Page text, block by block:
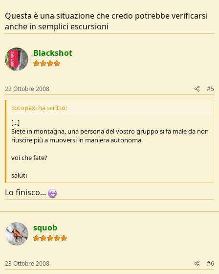
Questa è una situazione che credo potrebbe verificarsi
anche in semplici escursioni
Blackshot
23 Ottobre 2008 #5
cotopaxi ha scritto:
[...]
Siete in montagna, una persona del vostro gruppo si fa male da non
riuscire più a muoversi in maniera autonoma.
voi che fate?
saluti
Lo finisco...
squob
23 Ottobre 2008 #6